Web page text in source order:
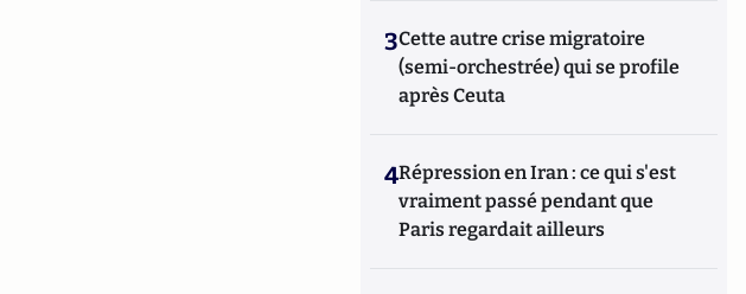
3Cette autre crise migratoire
(semi-orchestrée) qui se profile
après Ceuta
4Répression en Iran : ce qui s'est
vraiment passé pendant que
Paris regardait ailleurs